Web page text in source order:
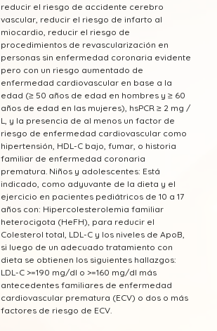
reducir el riesgo de accidente cerebro
vascular, reducir el riesgo de infarto al
miocardio, reducir el riesgo de
procedimientos de revascularización en
personas sin enfermedad coronaria evidente
pero con un riesgo aumentado de
enfermedad cardiovascular en base a la
edad (≥ 50 años de edad en hombres y ≥ 60
años de edad en las mujeres), hsPCR ≥ 2 mg /
L, y la presencia de al menos un factor de
riesgo de enfermedad cardiovascular como
hipertensión, HDL-C bajo, fumar, o historia
familiar de enfermedad coronaria
prematura. Niños y adolescentes: Está
indicado, como adyuvante de la dieta y el
ejercicio en pacientes pediátricos de 10 a 17
años con: Hipercolesterolemia familiar
heterocigota (HeFH), para reducir el
Colesterol total, LDL-C y los niveles de ApoB,
si luego de un adecuado tratamiento con
dieta se obtienen los siguientes hallazgos:
LDL-C >=190 mg/dl o >=160 mg/dl más
antecedentes familiares de enfermedad
cardiovascular prematura (ECV) o dos o más
factores de riesgo de ECV.